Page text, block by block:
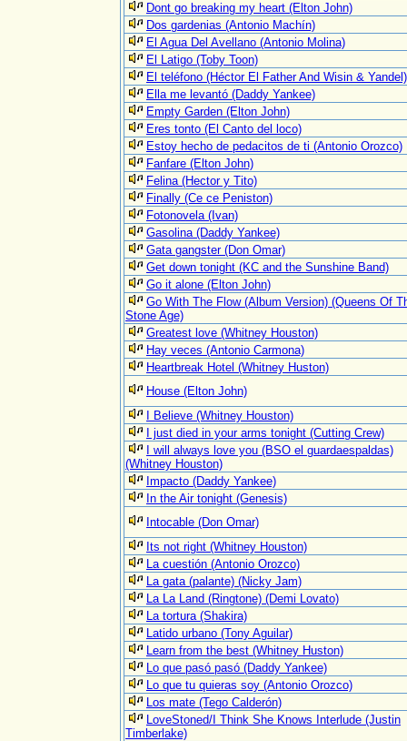
Dont go breaking my heart (Elton John)
Dos gardenias (Antonio Machín)
El Agua Del Avellano (Antonio Molina)
El Latigo (Toby Toon)
El teléfono (Héctor El Father And Wisin & Yandel)
Ella me levantó (Daddy Yankee)
Empty Garden (Elton John)
Eres tonto (El Canto del loco)
Estoy hecho de pedacitos de ti (Antonio Orozco)
Fanfare (Elton John)
Felina (Hector y Tito)
Finally (Ce ce Peniston)
Fotonovela (Ivan)
Gasolina (Daddy Yankee)
Gata gangster (Don Omar)
Get down tonight (KC and the Sunshine Band)
Go it alone (Elton John)
Go With The Flow (Album Version) (Queens Of
Stone Age)
Greatest love (Whitney Houston)
Hay veces (Antonio Carmona)
Heartbreak Hotel (Whitney Huston)
House (Elton John)
I Believe (Whitney Houston)
I just died in your arms tonight (Cutting Crew)
I will always love you (BSO el guardaespaldas)
(Whitney Houston)
Impacto (Daddy Yankee)
In the Air tonight (Genesis)
Intocable (Don Omar)
Its not right (Whitney Houston)
La cuestión (Antonio Orozco)
La gata (palante) (Nicky Jam)
La La Land (Ringtone) (Demi Lovato)
La tortura (Shakira)
Latido urbano (Tony Aguilar)
Learn from the best (Whitney Huston)
Lo que pasó pasó (Daddy Yankee)
Lo que tu quieras soy (Antonio Orozco)
Los mate (Tego Calderón)
LoveStoned/I Think She Knows Interlude (Justin
Timberlake)